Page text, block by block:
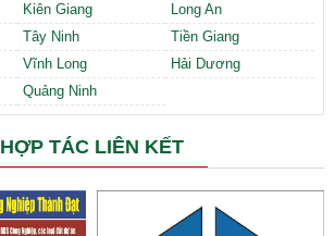
Kiên Giang
Long An
Tây Ninh
Tiền Giang
Vĩnh Long
Hải Dương
Quảng Ninh
HỢP TÁC LIÊN KẾT